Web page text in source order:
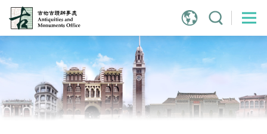
到
內
容